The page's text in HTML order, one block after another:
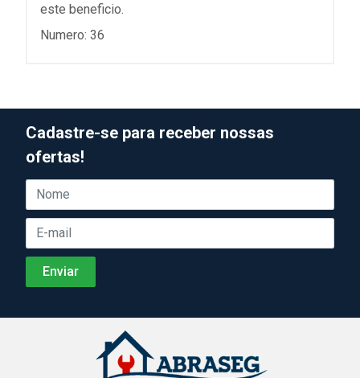
este beneficio.
Numero: 36
Cadastre-se para receber nossas
ofertas!